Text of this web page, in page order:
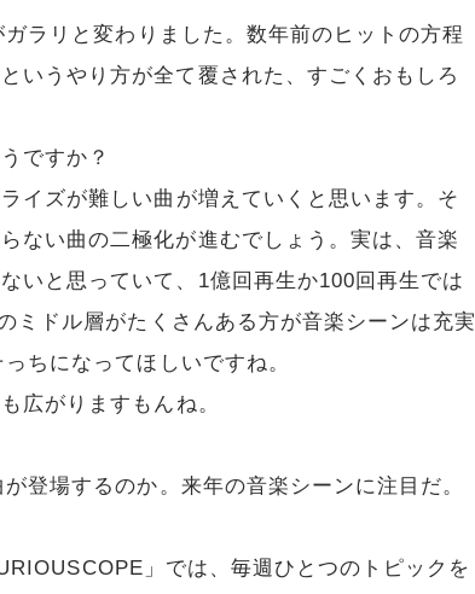
ラリと変わりました。数年前のヒットの方程
いうやり方が全て覆された、すごくおもしろ
ですか？
イズが難しい曲が増えていくと思います。そ
ない曲の二極化が進むでしょう。実は、音楽
いと思っていて、1億回再生か100回再生では
ミドル層がたくさんある方が音楽シーンは充実
ちになってほしいですね。
広がりますもんね。
登場するのか。来年の音楽シーンに注目だ。
」では、毎週ひとつのトピックを